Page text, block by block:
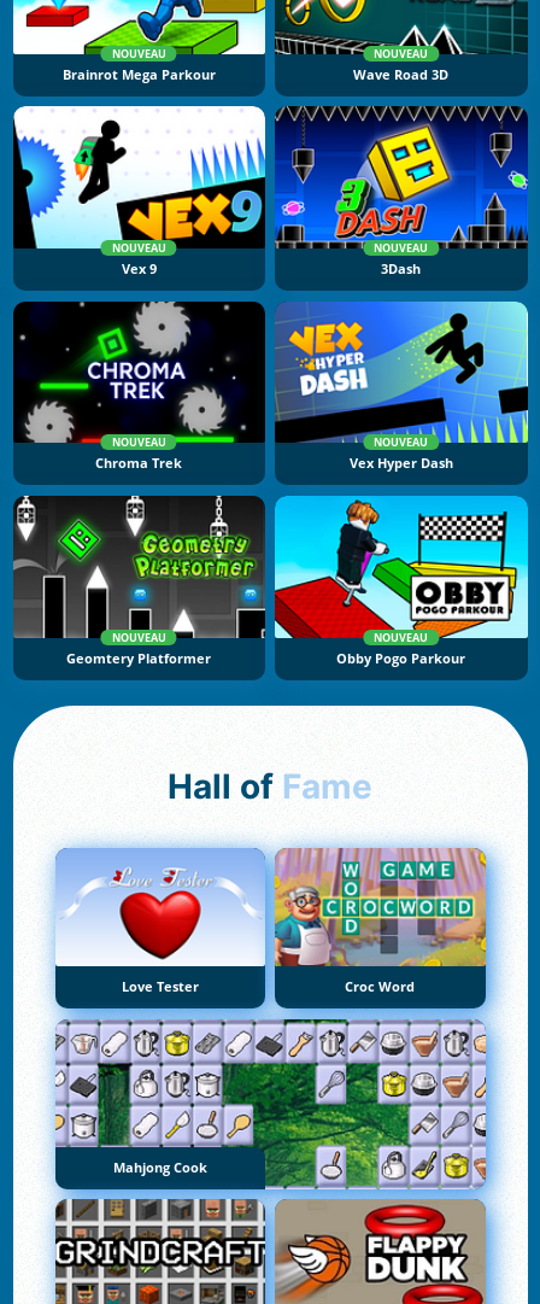
NOUVEAU
Brainrot Mega Parkour
NOUVEAU
Wave Road 3D
NOUVEAU
Vex 9
NOUVEAU
3Dash
NOUVEAU
Chroma Trek
NOUVEAU
Vex Hyper Dash
NOUVEAU
Geomtery Platformer
NOUVEAU
Obby Pogo Parkour
Hall of Fame
Love Tester Croc Word
Mahjong Cook